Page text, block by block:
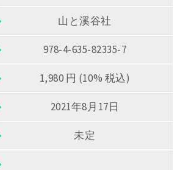
山と溪谷社
978-4-635-82335-7
1,980 円 (10% 税込)
2021年8月17日
未定